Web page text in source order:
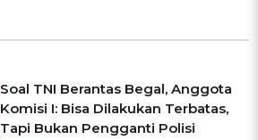
Soal TNI Berantas Begal, Anggota
Komisi I: Bisa Dilakukan Terbatas,
Tapi Bukan Pengganti Polisi